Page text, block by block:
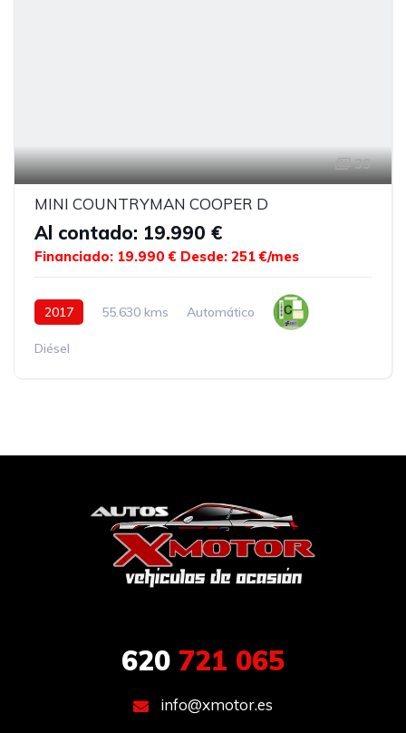
39
MINI COUNTRYMAN COOPER D
Al contado: 19.990 €
Financiado: 19.990 € Desde: 251 €/mes
2017 55.630 kms Automático
Diésel
620 721 065
info@xmotor.es